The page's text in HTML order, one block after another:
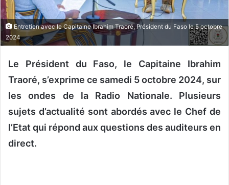
r
i
e
Entretien avec le Capitaine Ibrahim Traoré, Président du Faso le 5 octobre
2024
Le Président du Faso, le Capitaine Ibrahim
Traoré, s’exprime ce samedi 5 octobre 2024, sur
les ondes de la Radio Nationale. Plusieurs
sujets d’actualité sont abordés avec le Chef de
l’Etat qui répond aux questions des auditeurs en
direct.